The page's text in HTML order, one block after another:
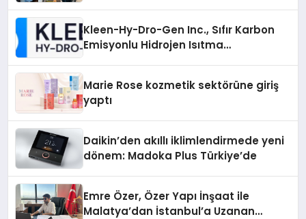
Kleen-Hy-Dro-Gen Inc., Sıfır Karbon
Emisyonlu Hidrojen Isıtma
Marie Rose kozmetik sektörüne giriş
yaptı
Daikin’den akıllı iklimlendirmede yeni
dönem: Madoka Plus Türkiye’de
Emre Özer, Özer Yapı İnşaat ile
Malatya’dan İstanbul’a Uzanan